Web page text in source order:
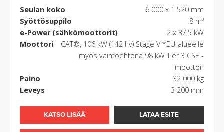
Seulan koko
6 000 x 1 520 mm
Syöttösuppilo
8 m³
e-Power (sähkömoottorit)
2 x 37,5 kW
Moottori
CAT®, 106 kW (142 hv) Stage V *EU-alueelle
myös vaihtoehtona 98 kW Tier 3 CSE -
moottori
Paino
32 000 kg
Leveys
3 200 mm
KATSO LISÄÄ LATAA ESITE